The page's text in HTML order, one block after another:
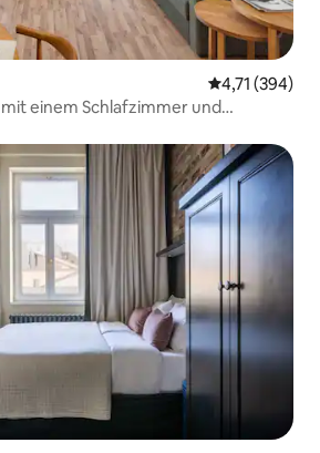
4,71 (394)
einem Schlafzimmer und